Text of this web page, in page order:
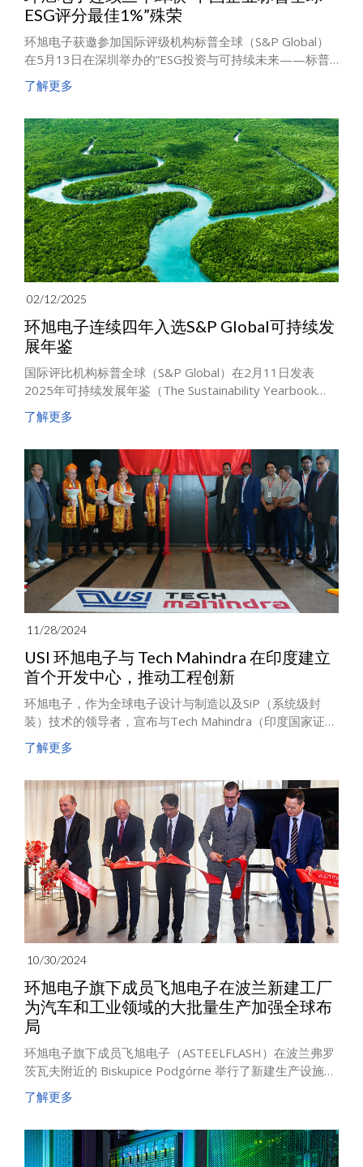
ESG评分最佳1%”殊荣
环旭电子获邀参加国际评级机构标普全球（S&P Global）
在5月13日在深圳举办的“ESG投资与可持续未来——标普
全球Sustainable1论坛暨《可持续发展年鉴（中国版）
2025》发布典礼”。公司再次在电子设备、仪器及零组件行
Components）取得优异的成绩，以总分90分的表现，连
续三年获评“中国企业标普全球ESG评分最佳1%”的荣誉。
了解更多
02/12/2025
环旭电子连续四年入选S&P Global可持续发
展年鉴
国际评比机构标普全球（S&P Global）在2月11日发表
2025年可持续发展年鉴（The Sustainability Yearbook
2025）评鉴结果，环旭电子的可持续绩效在电子设备、仪
器与零组件产业类组（Electronic Equipment, Instruments
分90分，名列全球前5%（排名第二名），连续四年入选为
S&P Global可持续发展年鉴成员。
了解更多
11/28/2024
USI 环旭电子与 Tech Mahindra 在印度建立
首个开发中心，推动工程创新
环旭电子，作为全球电子设计与制造以及SiP（系统级封
装）技术的领导者，宣布与Tech Mahindra（印度国家证券
交易所代码：TECHM）展开合作。Tech Mahindra是全球
领先的科技咨询与数字解决方案提供商，为跨行业企业提
中心（ODC），该中心将设于Tech Mahindra位于班加罗尔
的办公室，旨在加速智能设备工程的创新发展。
了解更多
10/30/2024
环旭电子旗下成员飞旭电子在波兰新建工厂
为汽车和工业领域的大批量生产加强全球布
局
环旭电子旗下成员飞旭电子（ASTEELFLASH）在波兰弗罗
茨瓦夫附近的 Biskupice Podgórne 举行了新建生产设施的
盛大开业庆典。这项耗资 1,900 万美元的最新投资进一步
增强了环旭电子及飞旭电子在欧洲的实力，提高了在汽车
了解更多